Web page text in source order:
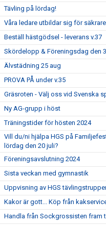
Tävling på lördag!
Våra ledare utbildar sig för
Beställ hästgödsel - leverans v.37
Skördelopp & Föreningsdag den
Älvstädning 25 aug
PROVA PÅ under v.35
Gräsroten - Välj oss vid Svenska
Ny AG-grupp i höst
Träningstider för hösten 2024
Vill du/ni hjälpa HGS på
lördag den 20 juli?
Föreningsavslutning 2024
Sista veckan med gymnastik
Uppvisning av HGS
Kakor är gott... Köp från
Handla från Sockgrossisten fram